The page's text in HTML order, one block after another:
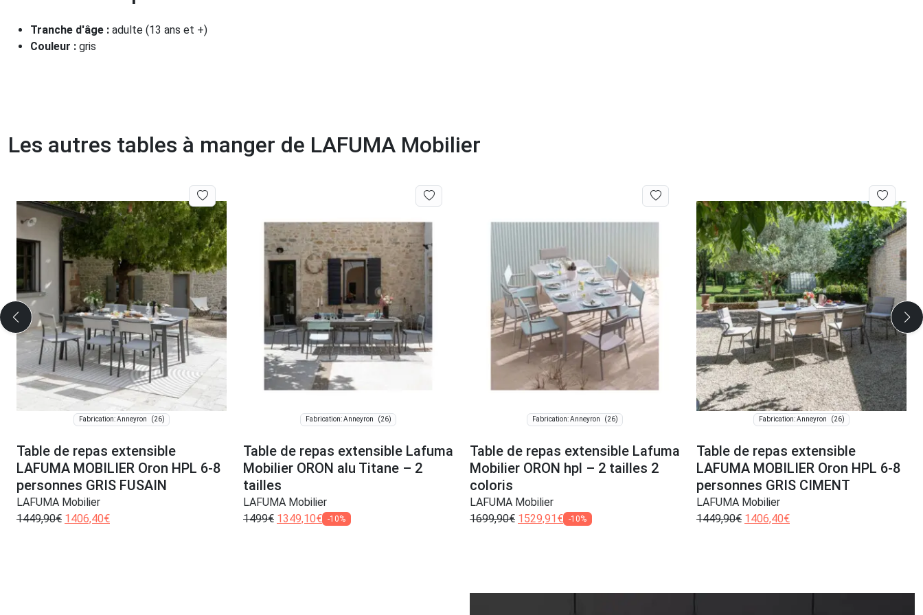
Tranche d'âge : adulte (13 ans et +)
Couleur : gris
Les autres tables à manger de LAFUMA Mobilier
Fabrication: Anneyron (26)
Table de repas extensible
LAFUMA MOBILIER Oron HPL 6-8
personnes GRIS FUSAIN
LAFUMA Mobilier
1449,90€ 1406,40€
Fabrication: Anneyron (26)
Table de repas extensible Lafuma
Mobilier ORON alu Titane – 2
tailles
LAFUMA Mobilier
1499€ 1349,10€ -10%
Fabrication: Anneyron (26)
Table de repas extensible Lafuma
Mobilier ORON hpl – 2 tailles 2
coloris
LAFUMA Mobilier
1699,90€ 1529,91€ -10%
Fabrication: Anneyron (26)
Table de repas extensible
LAFUMA MOBILIER Oron HPL 6-8
personnes GRIS CIMENT
LAFUMA Mobilier
1449,90€ 1406,40€